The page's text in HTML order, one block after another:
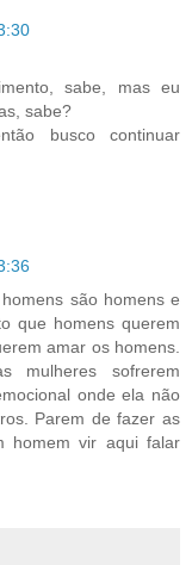
sabe, mas eu
sabe?
busco continuar
são homens e
que homens querem
amar os homens.
mulheres sofrerem
onde ela não
Parem de fazer as
homem vir aqui falar